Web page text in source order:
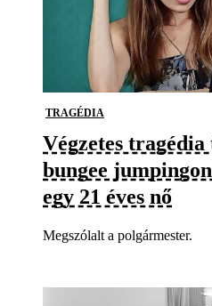
TRAGÉDIA
Végzetes
bungee
egy 21 éves nő
Megszólalt a polgármester.